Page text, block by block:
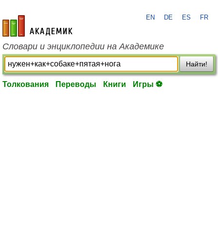
academic.ru
EN DE ES FR
Словари и энциклопедии на Академике
Найти!
Толкования Переводы Книги Игры ⚽